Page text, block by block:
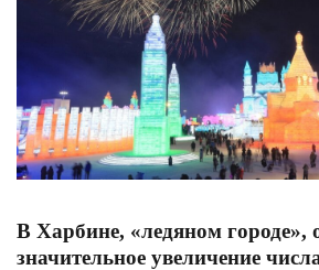
В Харбине, «ледяном городе»,
значительное увеличение